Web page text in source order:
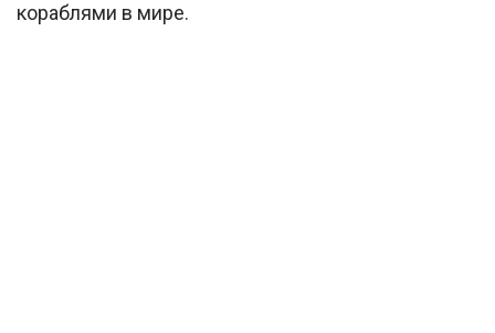
кораблями в мире.